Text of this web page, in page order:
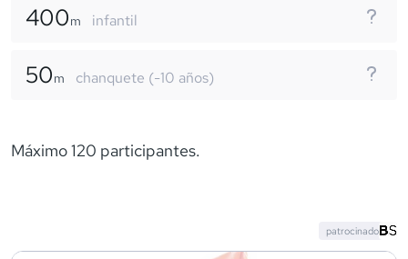
400m infantil
50m chanquete (-10 años)
Máximo 120 participantes.
patrocinado